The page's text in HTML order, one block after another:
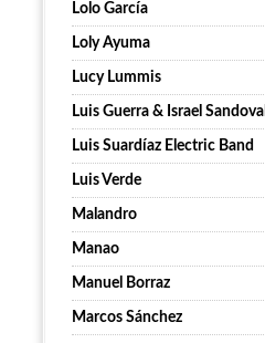
Lolo García
Loly Ayuma
Lucy Lummis
Luis Guerra & Israel Sandoval
Luis Suardíaz Electric Band
Luis Verde
Malandro
Manao
Manuel Borraz
Marcos Sánchez